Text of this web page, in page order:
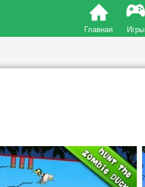
Главная Игры